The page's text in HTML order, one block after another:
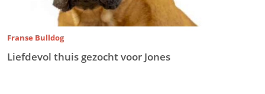
Franse Bulldog
Liefdevol thuis gezocht voor Jones